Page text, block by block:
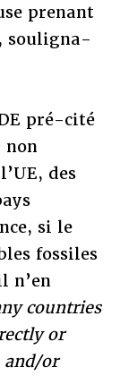
prenant
souligna-
pré-cité
non
des
si le
fossiles
n’en
countries
or
or